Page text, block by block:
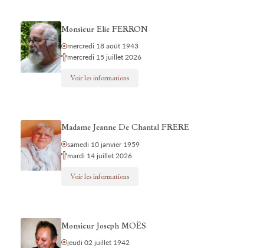
Monsieur Elie FERRON
mercredi 18 août 1943
mercredi 15 juillet 2026
Voir les informations
Madame Jeanne De Chantal FRERE
samedi 10 janvier 1959
mardi 14 juillet 2026
Voir les informations
Monsieur Joseph MOËS
jeudi 02 juillet 1942